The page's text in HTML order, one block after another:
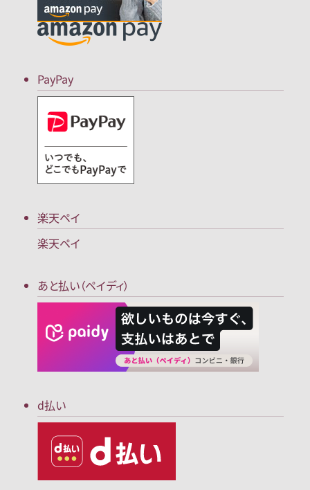
PayPay
楽天ペイ
楽天ペイ
あと払い（ペイディ）
d払い